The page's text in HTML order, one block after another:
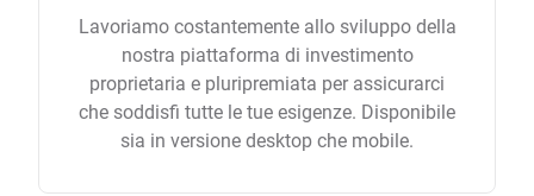
Lavoriamo costantemente allo sviluppo della
nostra piattaforma di investimento
proprietaria e pluripremiata per assicurarci
che soddisfi tutte le tue esigenze. Disponibile
sia in versione desktop che mobile.